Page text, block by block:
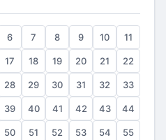
6 7 8 9 10 11
17 18 19 20 21 22
28 29 30 31 32 33
39 40 41 42 43 44
50 51 52 53 54 55